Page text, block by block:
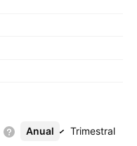
Anual Trimestral
Mais